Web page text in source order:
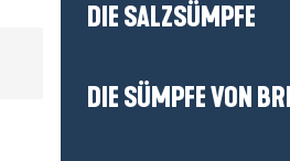
DIE SALZSÜMPFE
DIE SÜMPFE VON